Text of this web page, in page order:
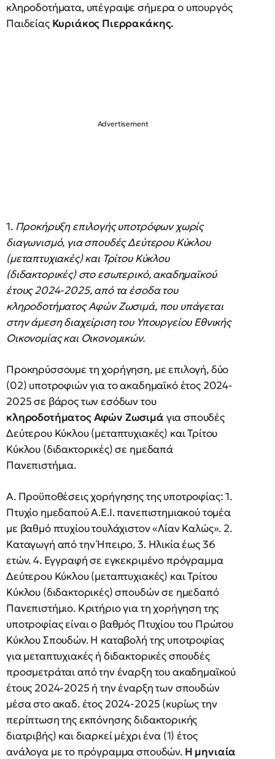
κληροδοτήματα, υπέγραψε σήμερα ο υπουργός
Παιδείας Κυριάκος Πιερρακάκης.
1.Προκήρυξη επιλογής υποτρόφων χωρίς
διαγωνισμό, για σπουδές Δεύτερου Κύκλου
(μεταπτυχιακές) και Τρίτου Κύκλου
(διδακτορικές) στο εσωτερικό, ακαδημαϊκού
έτους 2024-2025, από τα έσοδα του
κληροδοτήματος Αφών Ζωσιμά, που υπάγεται
στην άμεση διαχείριση του Υπουργείου Εθνικής
Οικονομίας και Οικονομικών.
Προκηρύσσουμε τη χορήγηση, με επιλογή, δύο
(02) υποτροφιών για το ακαδημαϊκό έτος 2024-
2025 σε βάρος των εσόδων του
κληροδοτήματος Αφών Ζωσιμά για σπουδές
Δεύτερου Κύκλου (μεταπτυχιακές) και Τρίτου
Κύκλου (διδακτορικές) σε ημεδαπά
Πανεπιστήμια.
Α. Προϋποθέσεις χορήγησης της υποτροφίας: 1.
Πτυχίο ημεδαπού Α.Ε.Ι. πανεπιστημιακού τομέα
με βαθμό πτυχίου τουλάχιστον «Λίαν Καλώς». 2.
Καταγωγή από την Ήπειρο. 3. Ηλικία έως 36
ετών. 4. Εγγραφή σε εγκεκριμένο πρόγραμμα
Δεύτερου Κύκλου (μεταπτυχιακές) και Τρίτου
Κύκλου (διδακτορικές) σπουδών σε ημεδαπό
Πανεπιστήμιο. Κριτήριο για τη χορήγηση της
υποτροφίας είναι ο βαθμός Πτυχίου του Πρώτου
Κύκλου Σπουδών. Η καταβολή της υποτροφίας
για μεταπτυχιακές ή διδακτορικές σπουδές
προσμετράται από την έναρξη του ακαδημαϊκού
έτους 2024-2025 ή την έναρξη των σπουδών
μέσα στο ακαδ. έτος 2024-2025 (κυρίως την
περίπτωση της εκπόνησης διδακτορικής
διατριβής) και διαρκεί μέχρι ένα (1) έτος
ανάλογα με το πρόγραμμα σπουδών.Η μηνιαία